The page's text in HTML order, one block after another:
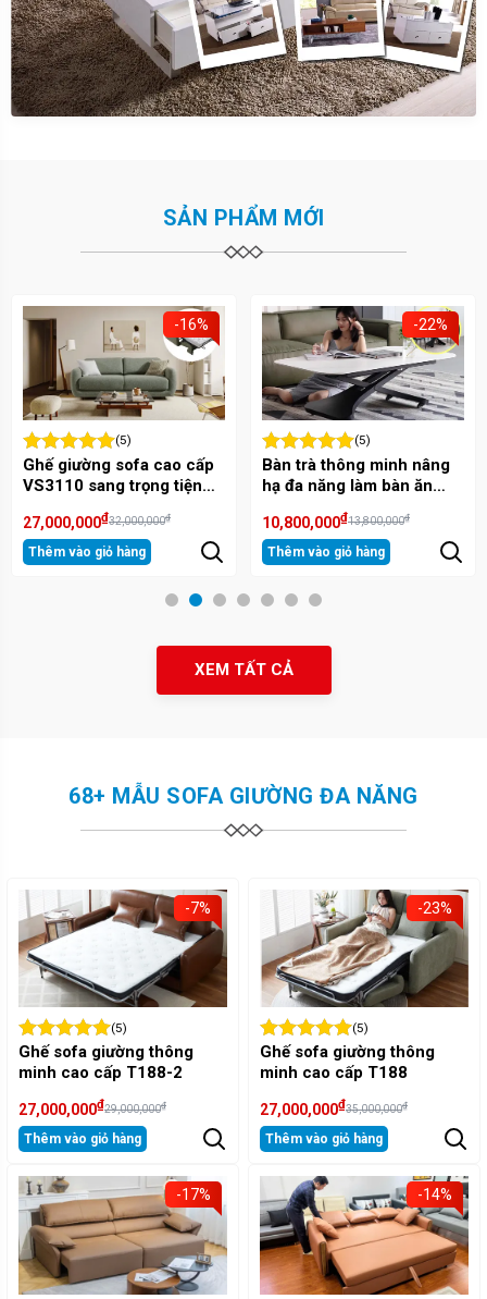
SẢN PHẨM MỚI
-16%
(5)
Ghế giường sofa cao cấp
VS3110 sang trọng tiện
27,000,000₫32,000,000₫
Thêm vào giỏ hàng
-22%
(5)
Bàn trà thông minh nâng
hạ đa năng làm bàn ăn
10,800,000₫13,800,000₫
Thêm vào giỏ hàng
1 2 3 4 5 6 7
XEM TẤT CẢ
68+ MẪU SOFA GIƯỜNG ĐA NĂNG
-7%
(5)
Ghế sofa giường thông
minh cao cấp T188-2
27,000,000₫29,000,000₫
Thêm vào giỏ hàng
-23%
(5)
Ghế sofa giường thông
minh cao cấp T188
27,000,000₫35,000,000₫
Thêm vào giỏ hàng
-17% -14%